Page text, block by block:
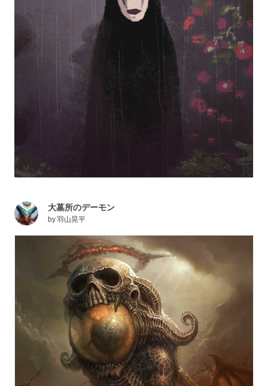
大墓所のデーモン
by羽山晃平